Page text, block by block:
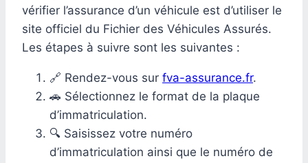
vérifier l’assurance d’un véhicule est d’utiliser le
site officiel du Fichier des Véhicules Assurés.
Les étapes à suivre sont les suivantes :
🔗 Rendez-vous sur fva-assurance.fr.
🚗 Sélectionnez le format de la plaque
d’immatriculation.
🔍 Saisissez votre numéro
d’immatriculation ainsi que le numéro de